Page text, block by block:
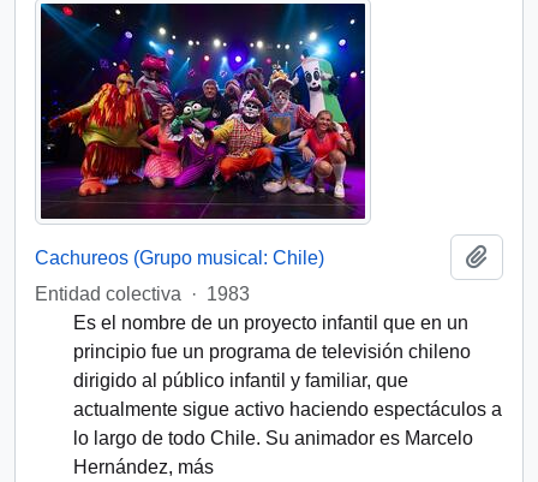
Cachureos (Grupo musical: Chile)
Entidad colectiva
· 1983
Es el nombre de un proyecto infantil que en un
principio fue un programa de televisión chileno
dirigido al público infantil y familiar, que
actualmente sigue activo haciendo espectáculos a
lo largo de todo Chile. Su animador es Marcelo
Hernández, más